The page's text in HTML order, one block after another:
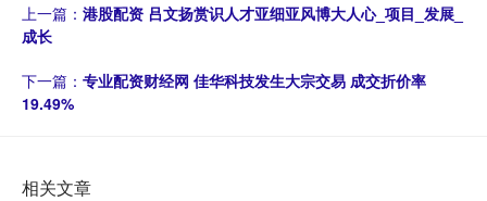
上一篇： 港股配资 吕文扬赏识人才亚细亚风博大人心_项目_发展_
成长
下一篇： 专业配资财经网 佳华科技发生大宗交易 成交折价率
19.49%
相关文章